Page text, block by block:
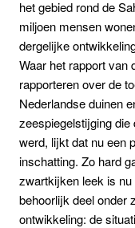
het gebied rond de
miljoen mensen
dergelijke
Waar het rapport van
rapporteren over de
Nederlandse duinen
zeespiegelstijging
werd, lijkt dat nu een
inschatting. Zo hard
zwartkijken leek is nu
behoorlijk deel onder
ontwikkeling: de